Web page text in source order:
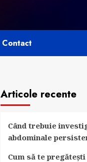
Contact
Articole recente
Când trebuie
abdominale
Cum să te